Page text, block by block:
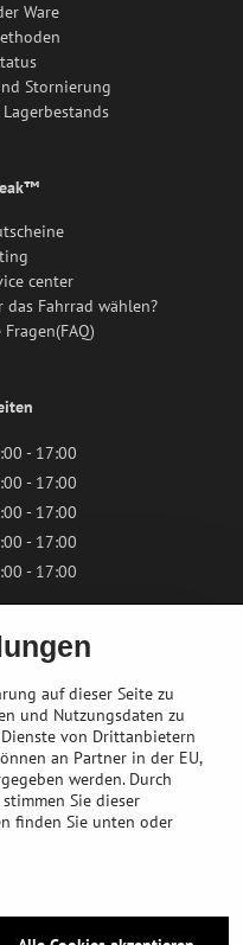
Ware
Stornierung
center
das Fahrrad wählen?
- 17:00
- 17:00
- 17:00
- 17:00
- 17:00
- 12:00
uns
auf dieser Seite zu
und Nutzungsdaten zu
von Drittanbietern
an Partner in der EU,
werden. Durch
Sie dieser
finden Sie unten oder